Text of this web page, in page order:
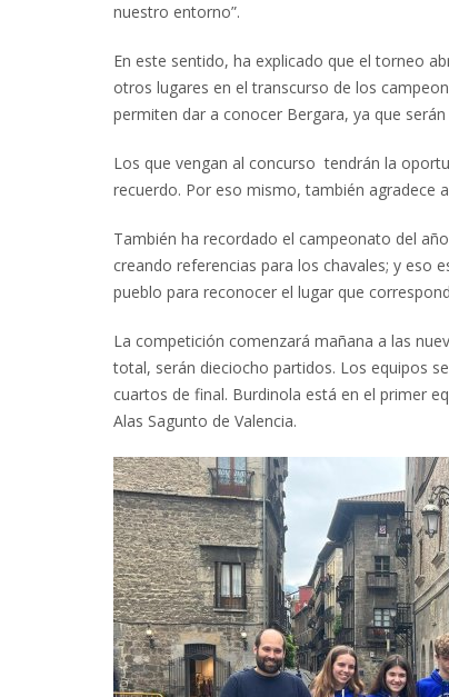
nuestro entorno”.
En este sentido, ha explicado que el torneo
otros lugares en el transcurso de los
permiten dar a conocer Bergara, ya que
Los que vengan al concurso tendrán la
recuerdo. Por eso mismo, también agradece
También ha recordado el campeonato del
creando referencias para los chavales; y eso
pueblo para reconocer el lugar que
La competición comenzará mañana a las
total, serán dieciocho partidos. Los equipos
cuartos de final. Burdinola está en el primer
Alas Sagunto de Valencia.